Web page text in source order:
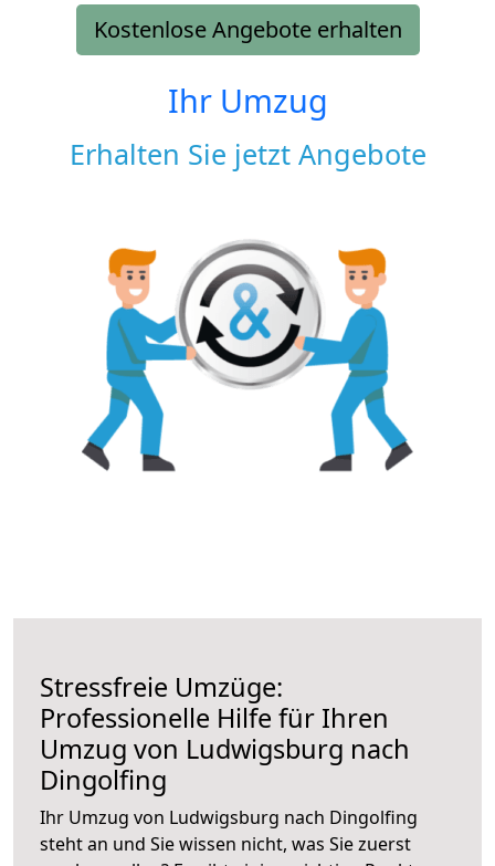
Kostenlose Angebote erhalten
Ihr Umzug
Erhalten Sie jetzt Angebote
Stressfreie Umzüge:
Professionelle Hilfe für Ihren
Umzug von Ludwigsburg nach
Dingolfing
Ihr Umzug von Ludwigsburg nach Dingolfing
steht an und Sie wissen nicht, was Sie zuerst